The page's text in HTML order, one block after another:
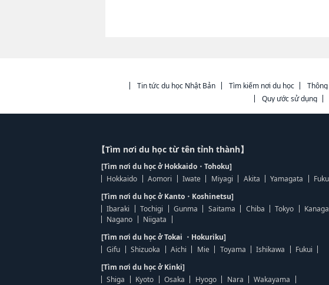
Tin tức du học Nhật Bản Tìm kiếm nơi du học
Quy ước sử dụng
【Tìm nơi du học từ tên tỉnh thành】
[Tìm nơi du học ở Hokkaido・Tohoku]
Hokkaido
Aomori Iwate Miyagi Akita Yamagata
[Tìm nơi du học ở Kanto・Koshinetsu]
Ibaraki
Tochigi Gunma Saitama Chiba Tokyo
Nagano
Niigata
[Tìm nơi du học ở Tokai ・Hokuriku]
Gifu
Shizuoka Aichi Mie Toyama Ishikawa
Fukui
[Tìm nơi du học ở Kinki]
Shiga
Kyoto Osaka Hyogo Nara
Wakayama